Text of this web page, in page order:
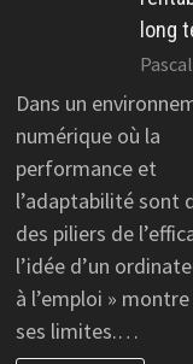
long
Dans un
numérique où la
performance et
l’adaptabilité sont
des piliers de
l’idée d’un
à l’emploi »
ses limites.…